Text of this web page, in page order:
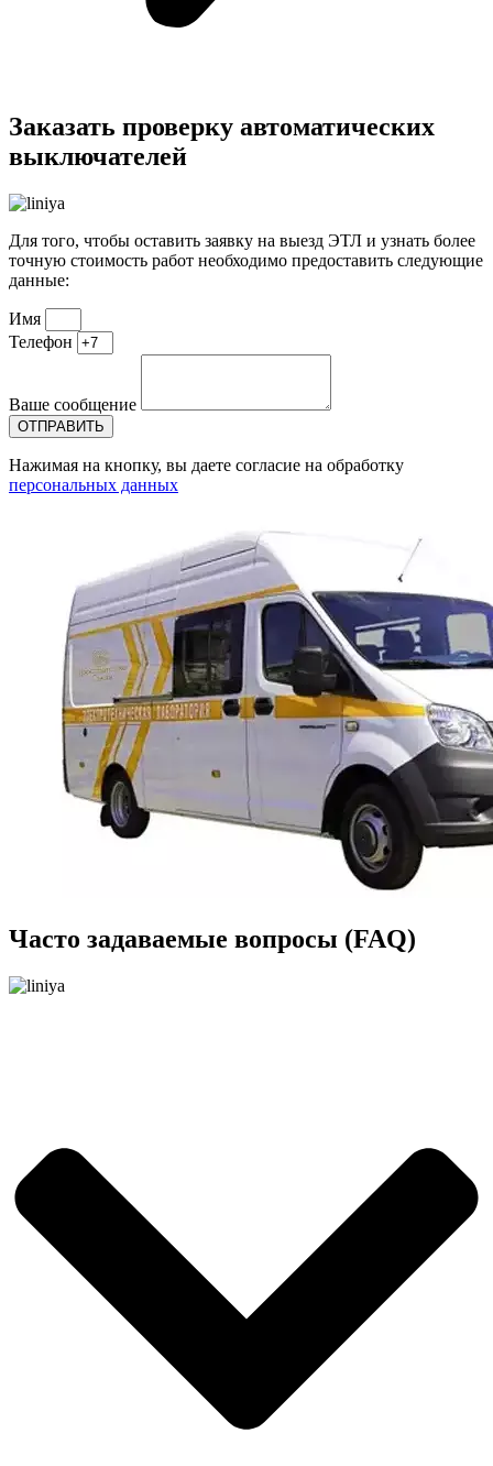
Заказать проверку автоматических
выключателей
Для того, чтобы оставить заявку на выезд ЭТЛ и узнать более
точную стоимость работ необходимо предоставить следующие
данные:
Имя
Телефон
Ваше сообщение
ОТПРАВИТЬ
Нажимая на кнопку, вы даете согласие на обработку
персональных данных
Часто задаваемые вопросы (FAQ)